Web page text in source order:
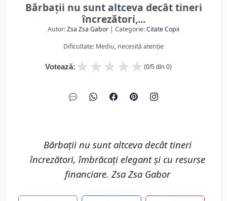
Bărbații nu sunt altceva decât tineri
încrezători,...
Autor:Zsa Zsa Gabor | Categorie:Citate Copii
Dificultate: Mediu, necesită atenție
Votează: ★
★
★
★
★ (0/5 din 0)
Bărbații nu sunt altceva decât tineri
încrezători, îmbrăcați elegant și cu resurse
financiare. Zsa Zsa Gabor